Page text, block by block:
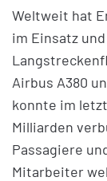
Weltweit hat
im Einsatz
Airbus A380
konnte im
Milliarden
Passagiere
Mitarbeiter